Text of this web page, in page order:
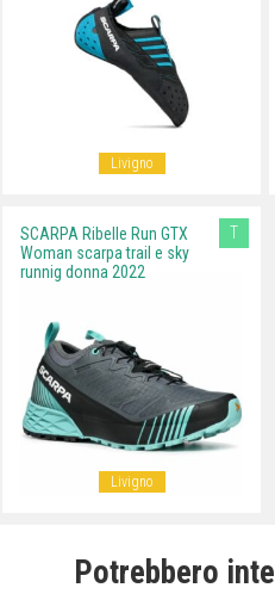
Livigno
SCARPA Ribelle Run GTX
Woman scarpa trail e sky
runnig donna 2022
T
Livigno
Potrebbero